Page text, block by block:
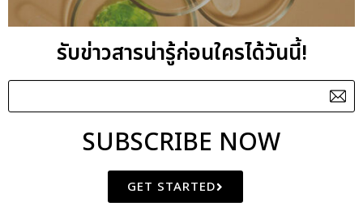
Address, 9/1 Soi Rattanathibet 10 Bangkrasor, Muang,
Nonthaburi 11000, Thailand
HOUSE OFNATURAL BEAUTYSINCE 2000
รับข่าวสารน่ารู้ก่อนใครได้วันนี้!
SUBSCRIBE NOW
GET STARTED